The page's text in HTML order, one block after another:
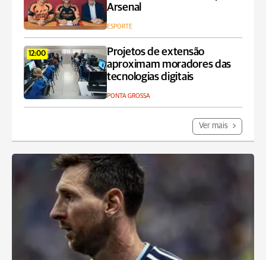
Arsenal
ESPORTE
12:00
Projetos de extensão
aproximam moradores das
tecnologias digitais
PONTA GROSSA
Ver mais